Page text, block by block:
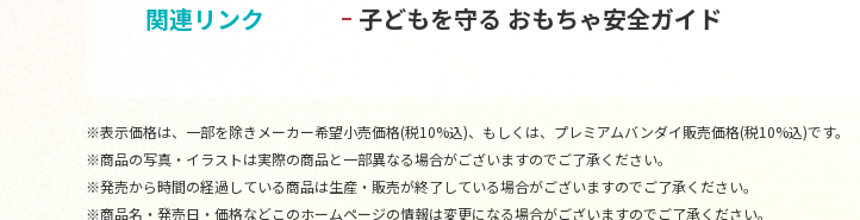
関連リンク
子どもを守る おもちゃ安全ガイド
※表示価格は、一部を除きメーカー希望小売価格(税10%込)、もしくは、プレミアムバンダイ販売価格(税10%込)です。
※商品の写真・イラストは実際の商品と一部異なる場合がございますのでご了承ください。
※発売から時間の経過している商品は生産・販売が終了している場合がございますのでご了承ください。
※商品名・発売日・価格などこのホームページの情報は変更になる場合がございますのでご了承ください。